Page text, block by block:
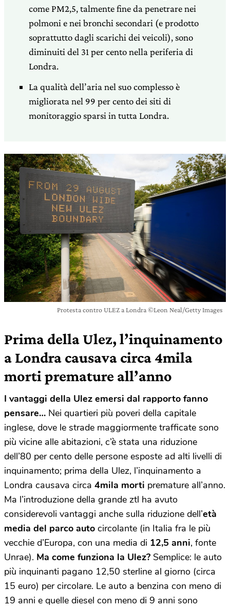
come PM2,5, talmente fine da penetrare nei
polmoni e nei bronchi secondari (e prodotto
soprattutto dagli scarichi dei veicoli), sono
diminuiti del 31 per cento nella periferia di
Londra.
La qualità dell’aria nel suo complesso è
migliorata nel 99 per cento dei siti di
monitoraggio sparsi in tutta Londra.
Protesta contro ULEZ a Londra ©Leon Neal/Getty Images
Prima della Ulez, l’inquinamento
a Londra causava circa 4mila
morti premature all’anno
I vantaggi della Ulez emersi dal rapporto fanno
pensare… Nei quartieri più poveri della capitale
inglese, dove le strade maggiormente trafficate sono
più vicine alle abitazioni, c’è stata una riduzione
dell’80 per cento delle persone esposte ad alti livelli di
inquinamento; prima della Ulez, l’inquinamento a
Londra causava circa 4mila morti premature all’anno.
Ma l’introduzione della grande ztl ha avuto
considerevoli vantaggi anche sulla riduzione dell’età
media del parco auto circolante (in Italia fra le più
vecchie d’Europa, con una media di 12,5 anni, fonte
Unrae). Ma come funziona la Ulez? Semplice: le auto
più inquinanti pagano 12,50 sterline al giorno (circa
15 euro) per circolare. Le auto a benzina con meno di
19 anni e quelle diesel con meno di 9 anni sono